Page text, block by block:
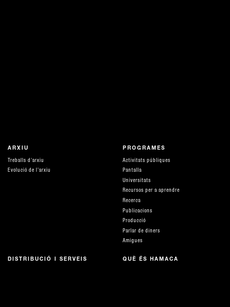
ARXIU
Treballs d'arxiu
Evolució de l'arxiu
PROGRAMES
Activitats públiques
Pantalla
Universitats
Recursos per a aprendre
Recerca
Publicacions
Producció
Parlar de diners
Amigues
DISTRIBUCIÓ I SERVEIS QUÈ ÉS HAMACA